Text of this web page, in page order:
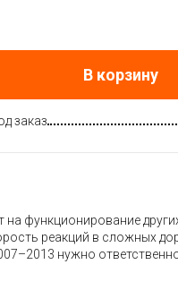
В корзину
заказ
реакций в сложных
нужно